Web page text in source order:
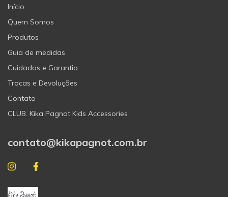
Início
Quem Somos
Produtos
Guia de medidas
Cuidados e Garantia
Trocas e Devoluções
Contato
CLUB. Kika Pagnot Kids Accessories
contato@kikapagnot.com.br